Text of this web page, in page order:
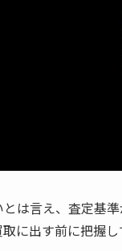
は言え、査定基
に出す前に把握し